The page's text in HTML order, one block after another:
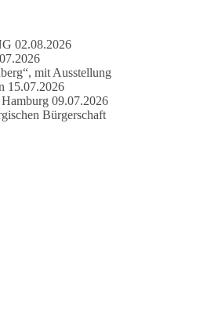
02.08.2026
mit Ausstellung
15.07.2026
09.07.2026
Bürgerschaft